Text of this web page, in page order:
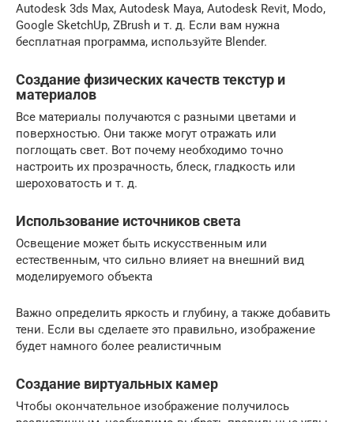
Autodesk 3ds Max, Autodesk Maya, Autodesk Revit, Modo,
Google SketchUp, ZBrush и т. д. Если вам нужна
бесплатная программа, используйте Blender.
Создание физических качеств текстур и
материалов
Все материалы получаются с разными цветами и
поверхностью. Они также могут отражать или
поглощать свет. Вот почему необходимо точно
настроить их прозрачность, блеск, гладкость или
шероховатость и т. д.
Использование источников света
Освещение может быть искусственным или
естественным, что сильно влияет на внешний вид
моделируемого объекта
Важно определить яркость и глубину, а также добавить
тени. Если вы сделаете это правильно, изображение
будет намного более реалистичным
Создание виртуальных камер
Чтобы окончательное изображение получилось